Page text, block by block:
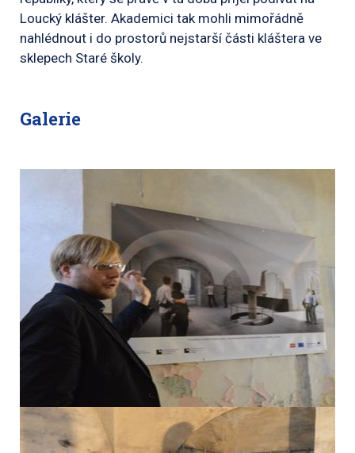
Loucký klášter. Akademici tak mohli mimořádně
nahlédnout i do prostorů nejstarší části kláštera ve
sklepech Staré školy.
Galerie